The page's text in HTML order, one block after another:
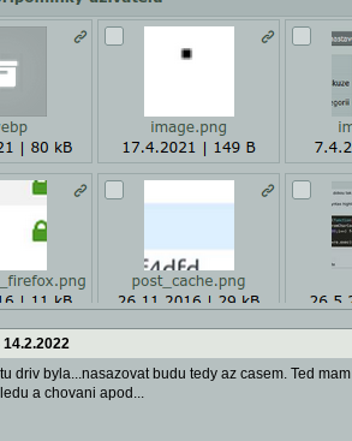
driv byla...nasazovat budu tedy az casem. Ted
a chovani apod...